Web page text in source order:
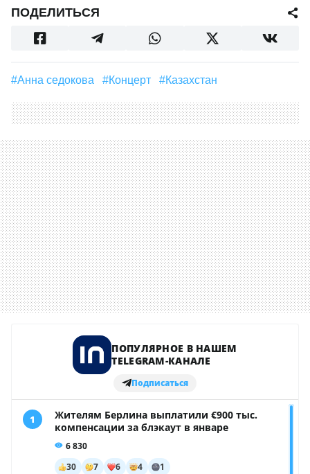
ПОДЕЛИТЬСЯ
#анна седокова #Концерт #Казахстан